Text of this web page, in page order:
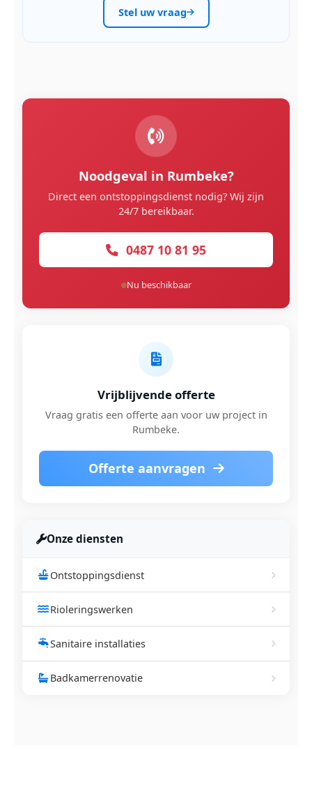
Stel uw vraag
Noodgeval in Rumbeke?
Direct een ontstoppingsdienst nodig? Wij zijn
24/7 bereikbaar.
0487 10 81 95
Nu beschikbaar
Vrijblijvende offerte
Vraag gratis een offerte aan voor uw project in
Rumbeke.
Offerte aanvragen
Onze diensten
Ontstoppingsdienst
Rioleringswerken
Sanitaire installaties
Badkamerrenovatie